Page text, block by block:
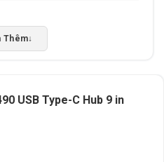
Thêm↓
USB Type-C Hub 9 in